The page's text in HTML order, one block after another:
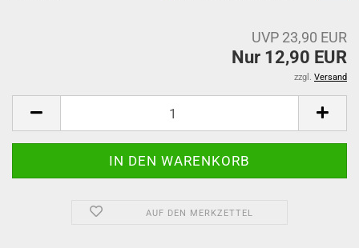
UVP 23,90 EUR
Nur 12,90 EUR
zzgl. Versand
AUF DEN MERKZETTEL